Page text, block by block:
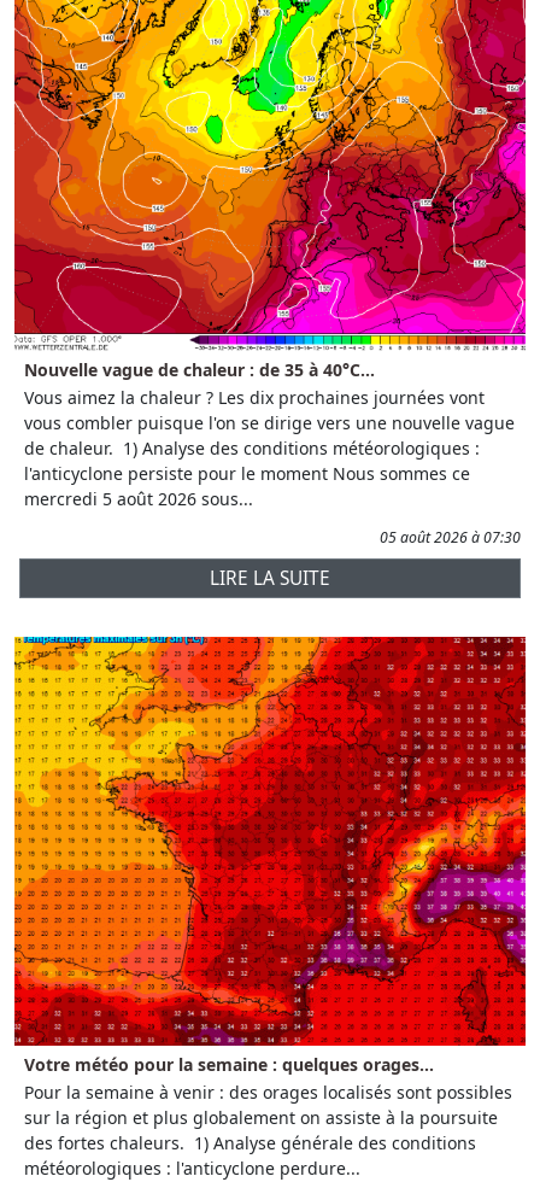
Nouvelle vague de chaleur : de 35 à 40°C...
Vous aimez la chaleur ? Les dix prochaines journées vont
vous combler puisque l'on se dirige vers une nouvelle vague
de chaleur. 1) Analyse des conditions météorologiques :
l'anticyclone persiste pour le moment Nous sommes ce
mercredi 5 août 2026 sous...
05 août 2026 à 07:30
LIRE LA SUITE
Votre météo pour la semaine : quelques orages...
Pour la semaine à venir : des orages localisés sont possibles
sur la région et plus globalement on assiste à la poursuite
des fortes chaleurs. 1) Analyse générale des conditions
météorologiques : l'anticyclone perdure...